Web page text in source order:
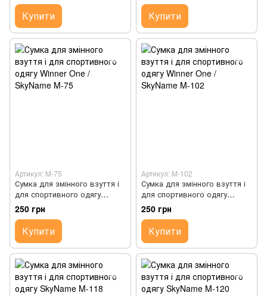
Купити Купити
Артикул: M-75
Сумка для змінного взуття і
для спортивного одягу
Winner One / SkyName M-75
250 грн
Купити
Артикул: M-102
Сумка для змінного взуття і
для спортивного одягу
Winner One / SkyName M-102
250 грн
Купити